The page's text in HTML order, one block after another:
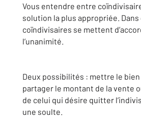
Vous entendre entre
solution la plus appropriée. Dans
coïndivisaires se mettent
l’unanimité.
Deux possibilités : mettre le
partager le montant de la vente
de celui qui désire quitter
une soulte.